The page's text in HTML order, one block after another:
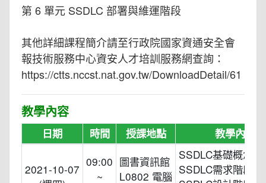
第 6 單元 SSDLC 部署與維運階段
其他詳細課程簡介請至行政院國家資通安全會
報技術服務中心資安人才培訓服務網查詢：
https://ctts.nccst.nat.gov.tw/DownloadDetail/61
教學內容
日期 時間 授課地點 教學內容
2021-10-07
09:00
~
圖書資訊館
L0802 電腦
SSDLC基礎概念簡
SSDLC需求階段、